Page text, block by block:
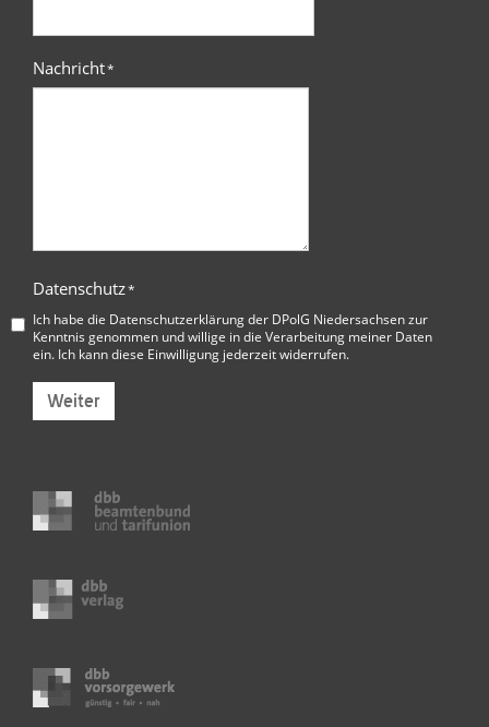
Nachricht*
Datenschutz*
Ich habe die Datenschutzerklärung der DPolG Niedersachsenzur
Kenntnis genommen und willige in die Verarbeitung meiner Daten
ein. Ich kann diese Einwilligung jederzeit widerrufen.
Weiter